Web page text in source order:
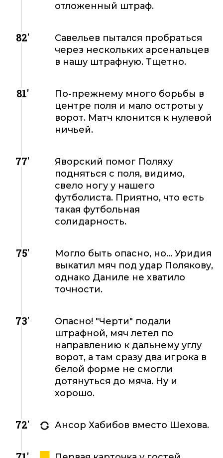
отложенный штраф.
82'
Савельев пытался пробраться
через нескольких арсенальцев
в нашу штрафную. Тщетно.
81'
По-прежнему много борьбы в
центре поля и мало остроты у
ворот. Матч клонится к нулевой
ничьей.
77'
Яворский помог Поляху
подняться с поля, видимо,
свело ногу у нашего
футболиста. Приятно, что есть
такая футбольная
солидарность.
75'
Могло быть опасно, но... Уридия
выкатил мяч под удар Полякову,
однако Даниле не хватило
точности.
73'
Опасно! "Черти" подали
штрафной, мяч летел по
направлению к дальнему углу
ворот, а там сразу два игрока в
белой форме не смогли
дотянуться до мяча. Ну и
хорошо.
72' Ансор Хабибов вместо Шехова.